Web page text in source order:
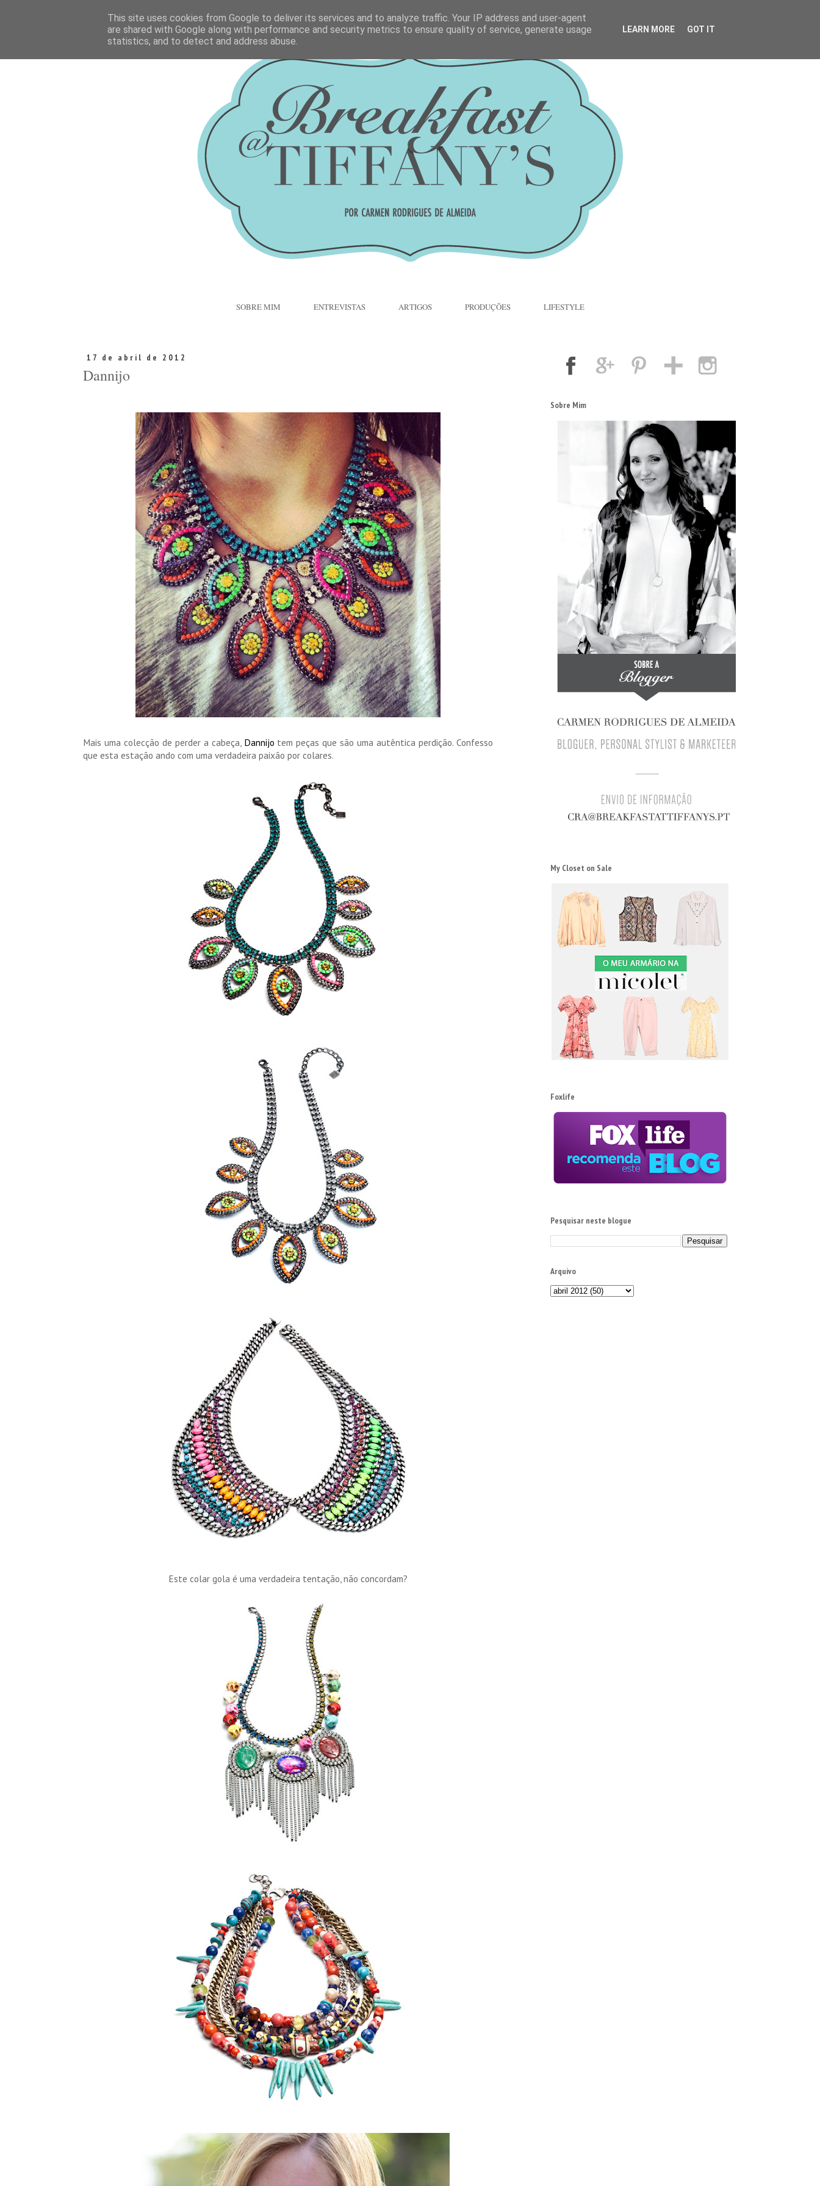
SOBRE MIM ENTREVISTAS ARTIGOS PRODUÇÕES LIFESTYLE
17 de abril de 2012
Dannijo
Mais uma colecção de perder a cabeça, Dannijo tem peças que são uma autêntica perdição. Confesso
que esta estação ando com uma verdadeira paixão por colares.
Este colar gola é uma verdadeira tentação, não concordam?
Sobre Mim
My Closet on Sale
Foxlife
Pesquisar neste blogue
Arquivo
This site uses cookies from Google to deliver its services and to analyze traffic. Your IP address and user-agent
are shared with Google along with performance and security metrics to ensure quality of service, generate usage
statistics, and to detect and address abuse.
LEARN MORE GOT IT